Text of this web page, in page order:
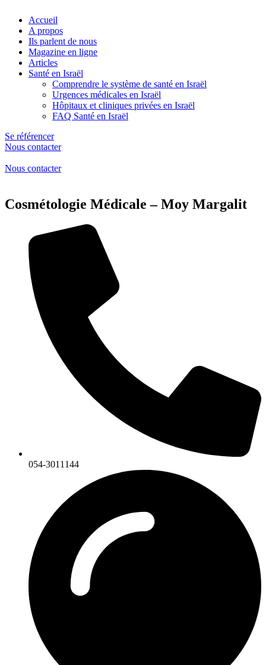
Accueil
A propos
Ils parlent de nous
Magazine en ligne
Articles
Santé en Israël
Comprendre le système de santé en Israël
Urgences médicales en Israël
Hôpitaux et cliniques privées en Israël
FAQ Santé en Israël
Se référencer
Nous contacter
Nous contacter
Cosmétologie Médicale – Moy Margalit
054-3011144